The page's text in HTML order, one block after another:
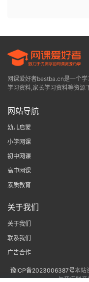
网课爱好者bestba.cn是一个
学习资料,家长学习资料等资源
网站导航
幼儿启蒙
小学网课
初中网课
高中网课
素质教育
关于我们
关于我们
联系我们
广告合作
豫ICP备2023006387号本站
与我们联